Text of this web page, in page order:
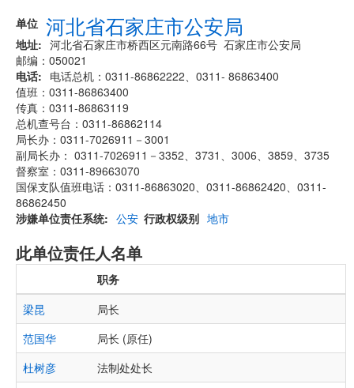
单位 河北省石家庄市公安局
地址
河北省石家庄市桥西区元南路66号 石家庄市公安局
邮编：050021
电话
电话总机：0311-86862222、0311- 86863400
值班：0311-86863400
传真：0311-86863119
总机查号台：0311-86862114
局长办：0311-7026911－3001
副局长办： 0311-7026911－3352、3731、3006、3859、3735
督察室：0311-89663070
国保支队值班电话：0311-86863020、0311-86862420、0311-
86862450
涉嫌单位责任系统
公安 行政权级别 地市
此单位责任人名单
职务
梁昆
局长
范国华
局长 (原任)
杜树彦
法制处处长